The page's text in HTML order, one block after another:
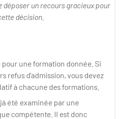
déposer un recours gracieux pour
décision.
une formation donnée. Si
refus d’admission, vous devez
à chacune des formations.
été examinée par une
compétente. Il est donc